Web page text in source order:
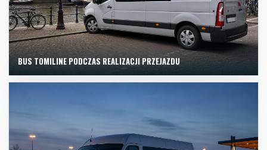
BUS TOMILINE PODCZAS REALIZACJI PRZEJAZDU